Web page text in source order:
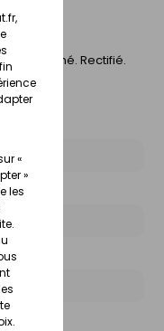
«
»
les
satiné. Rectifié.
m².